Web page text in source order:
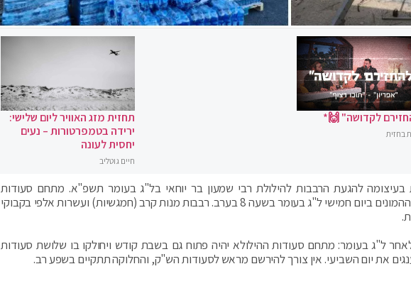
לקדושה" 🙌*
בחזית
תחזית מזג האוויר ליום שלישי:
ירידה בטמפרטורות – נעים
יחסית לעונה
חיים גוטליב
בעיצומה להגעת הרבבות להילולת רבי שמעון בר יוחאי בל"ג בעומר תשפ"א. מתחם סעודות
ההילולא של אור הרשב"י ייפתח לרווחת ההמונים ביום חמישי ל"ג בעומר בשעה 8 בערב. רבבות מנות קרב (חמגשיות) ועשרות אלפי בקבוקי
ל"ג בעומר: מתחם סעודות ההילולא יהיה פתוח גם בשבת קודש ויחולקו בו שלושת סעודות
את יום השביעי. אין צורך להירשם מראש לסעודות הש"ק, והחלוקה תתקיים בשפע רב.